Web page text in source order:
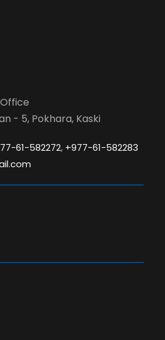
- 5, Pokhara, Kaski
61-582272, +977-61-582283